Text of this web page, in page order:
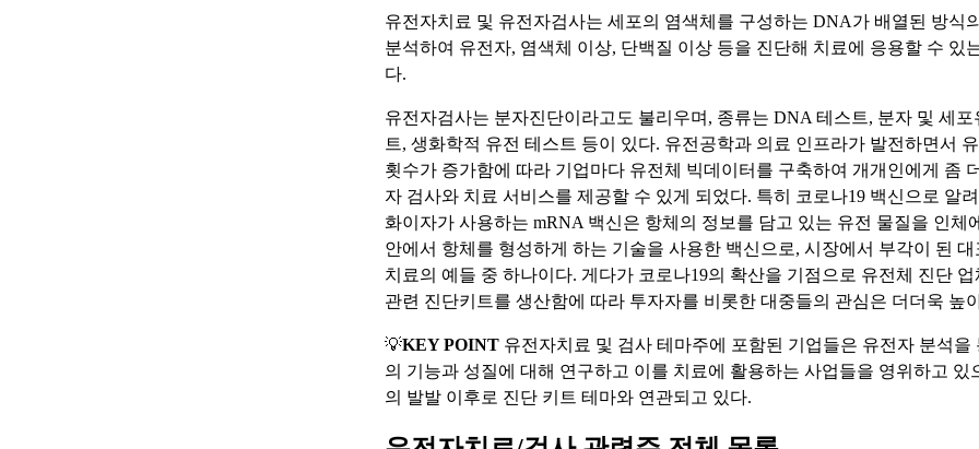
유전자치료 및 유전자검사는 세포의 염색체를 구성하는 DNA가 배열된 방식
분석하여 유전자, 염색체 이상, 단백질 이상 등을 진단해 치료에 응용할 수 있
다.
유전자검사는 분자진단이라고도 불리우며, 종류는 DNA 테스트, 분자 및 세포
트, 생화학적 유전 테스트 등이 있다. 유전공학과 의료 인프라가 발전하면서
횟수가 증가함에 따라 기업마다 유전체 빅데이터를 구축하여 개개인에게 좀
자 검사와 치료 서비스를 제공할 수 있게 되었다. 특히 코로나19 백신으로 알
화이자가 사용하는 mRNA 백신은 항체의 정보를 담고 있는 유전 물질을 인체
안에서 항체를 형성하게 하는 기술을 사용한 백신으로, 시장에서 부각이 된
치료의 예들 중 하나이다. 게다가 코로나19의 확산을 기점으로 유전체 진단
관련 진단키트를 생산함에 따라 투자자를 비롯한 대중들의 관심은 더더욱 높
💡KEY POINT 유전자치료 및 검사 테마주에 포함된 기업들은 유전자 분석을
의 기능과 성질에 대해 연구하고 이를 치료에 활용하는 사업들을 영위하고 있
의 발발 이후로 진단 키트 테마와 연관되고 있다.